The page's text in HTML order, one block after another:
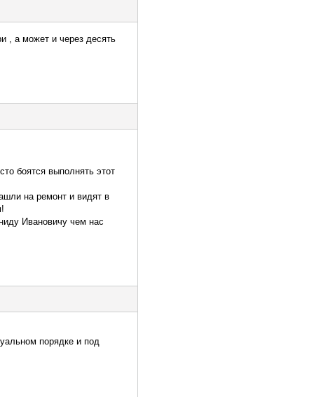
, а может и через десять
боятся выполнять этот
на ремонт и видят в
Ивановичу чем нас
порядке и под